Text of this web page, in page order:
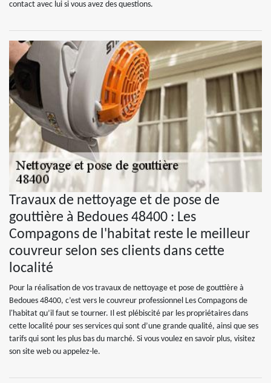
contact avec lui si vous avez des questions.
Travaux de nettoyage et de pose de
gouttière à Bedoues 48400 : Les
Compagons de l'habitat reste le meilleur
couvreur selon ses clients dans cette
localité
Pour la réalisation de vos travaux de nettoyage et pose de gouttière à
Bedoues 48400, c’est vers le couvreur professionnel Les Compagons de
l'habitat qu’il faut se tourner. Il est plébiscité par les propriétaires dans
cette localité pour ses services qui sont d’une grande qualité, ainsi que ses
tarifs qui sont les plus bas du marché. Si vous voulez en savoir plus, visitez
son site web ou appelez-le.